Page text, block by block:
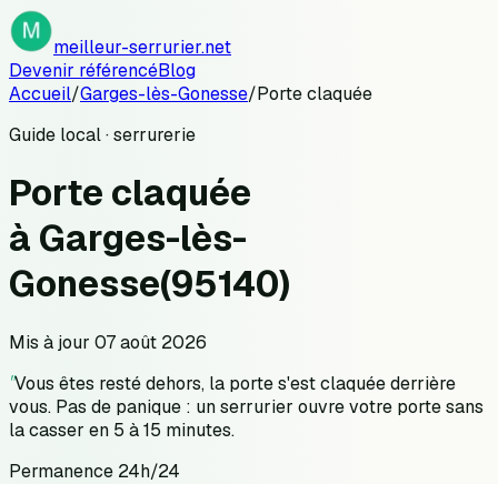
meilleur-serrurier.net
Devenir référencéBlog
Accueil/Garges-lès-Gonesse/Porte claquée
Guide local · serrurerie
Porte claquée
à Garges-lès-
Gonesse(95140)
Mis à jour 07 août 2026
"Vous êtes resté dehors, la porte s'est claquée derrière
vous. Pas de panique : un serrurier ouvre votre porte sans
la casser en 5 à 15 minutes.
Permanence 24h/24